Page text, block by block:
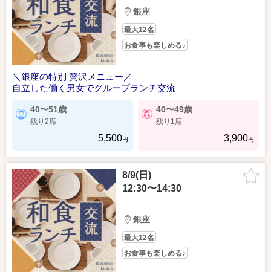
銀座
最大12名
お食事も楽しめる♪
＼銀座の特別 贅沢メニュー／
自立した働く男女でグループランチ交流
40〜51歳
残り2席
5,500円
40〜49歳
残り1席
3,900円
8/9(日)
12:30〜14:30
銀座
最大12名
お食事も楽しめる♪